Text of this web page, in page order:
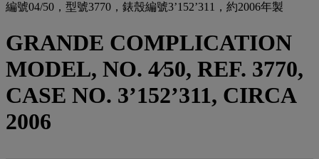
編號04/50，型號3770，錶殼編號3’152’311，約2006年製
GRANDE COMPLICATION
MODEL, NO. 4⁄50, REF. 3770,
CASE NO. 3’152’311, CIRCA
2006